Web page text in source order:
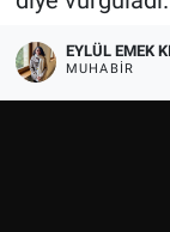
EYLÜL EMEK
MUHABIR